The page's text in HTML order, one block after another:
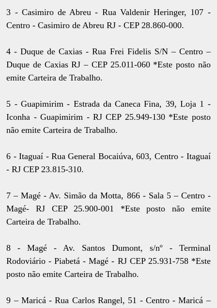
3 - Casimiro de Abreu - Rua Valdenir Heringer, 107 -
Centro - Casimiro de Abreu RJ - CEP 28.860-000.
4 - Duque de Caxias - Rua Frei Fidelis S/N – Centro –
Duque de Caxias RJ – CEP 25.011-060 *Este posto não
emite Carteira de Trabalho.
5 - Guapimirim - Estrada da Caneca Fina, 39, Loja 1 -
Iconha - Guapimirim - RJ CEP 25.949-130 *Este posto
não emite Carteira de Trabalho.
6 - Itaguaí - Rua General Bocaiúva, 603, Centro - Itaguaí
- RJ CEP 23.815-310.
7 – Magé - Av. Simão da Motta, 866 - Sala 5 – Centro -
Magé- RJ CEP 25.900-001 *Este posto não emite
Carteira de Trabalho.
8 - Magé - Av. Santos Dumont, s/nº - Terminal
Rodoviário - Piabetá - Magé - RJ CEP 25.931-758 *Este
posto não emite Carteira de Trabalho.
9 – Maricá - Rua Carlos Rangel, 51 - Centro - Maricá –